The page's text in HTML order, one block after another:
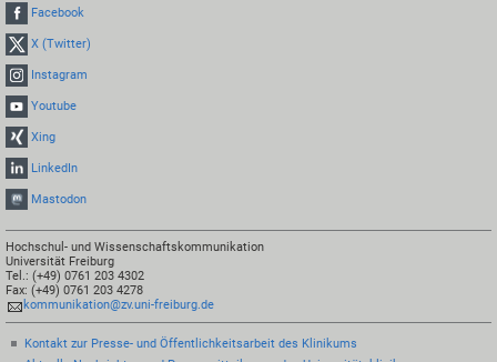
Facebook
X (Twitter)
Instagram
Youtube
Xing
LinkedIn
Mastodon
Hochschul- und Wissenschaftskommunikation
Universität Freiburg
Tel.: (+49) 0761 203 4302
Fax: (+49) 0761 203 4278
kommunikation@zv.uni-freiburg.de
Kontakt zur Presse- und Öffentlichkeitsarbeit des Klinikums